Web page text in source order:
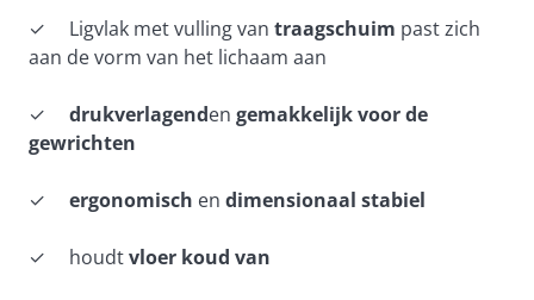
✓ Ligvlak met vulling van traagschuim past zich
aan de vorm van het lichaam aan
✓ drukverlagenden gemakkelijk voor de
gewrichten
✓ ergonomisch en dimensionaal stabiel
✓ houdtvloer koud van